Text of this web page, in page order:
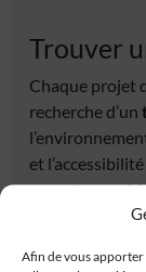
Afin de vous
Trouver
Chaque projet
recherche d’un
et
compte pour
fonciers. Tous